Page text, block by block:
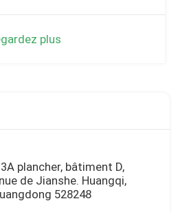
plus
plancher, bâtiment D,
de Jianshe. Huangqi,
528248